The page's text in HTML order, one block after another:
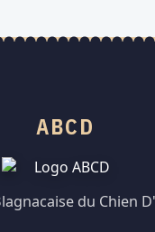
ABCD
du Chien